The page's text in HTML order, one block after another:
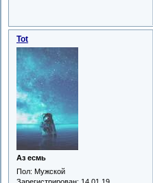
Tot
Аз есмь
Пол: Мужской